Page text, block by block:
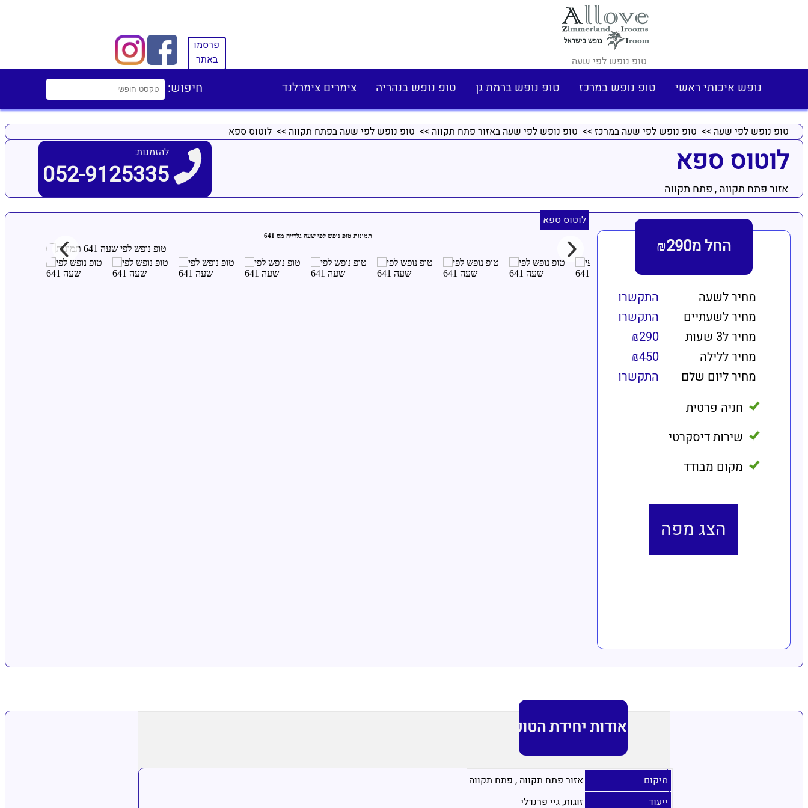
טופ נופש לפי שעה
פרסמו
באתר
נופש איכותי ראשי טופ נופש במרכז טופ נופש ברמת גן טופ נופש בנהריה צימרים צימרלנד חיפוש:
טופ נופש לפי שעה >> טופ נופש לפי שעה במרכז >> טופ נופש לפי שעה באזור פתח תקווה >> טופ נופש לפי שעה בפתח תקווה >> לוטוס ספא
לוטוס ספא
אזור פתח תקווה , פתח תקווה
להזמנות:
052-9125335
החל מ₪290
מחיר לשעה
התקשרו
מחיר לשעתיים
התקשרו
מחיר ל3 שעות
₪290
מחיר ללילה
₪450
מחיר ליום שלם
התקשרו
חניה פרטית
שירות דיסקרטי
מקום מבודד
הצג מפה
לוטוס ספא
אודות יחידת הטופ
מיקום אזור פתח תקווה , פתח תקווה
ייעוד
זוגות, גיי פרנדלי